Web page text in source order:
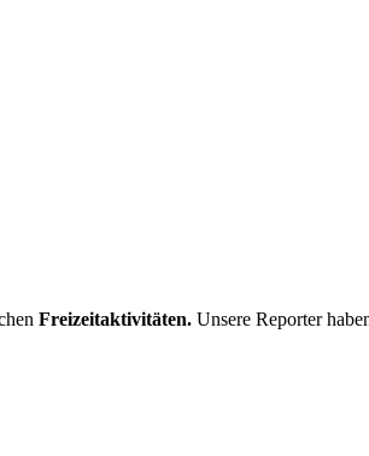
Freizeitaktivitäten. Unsere Reporter